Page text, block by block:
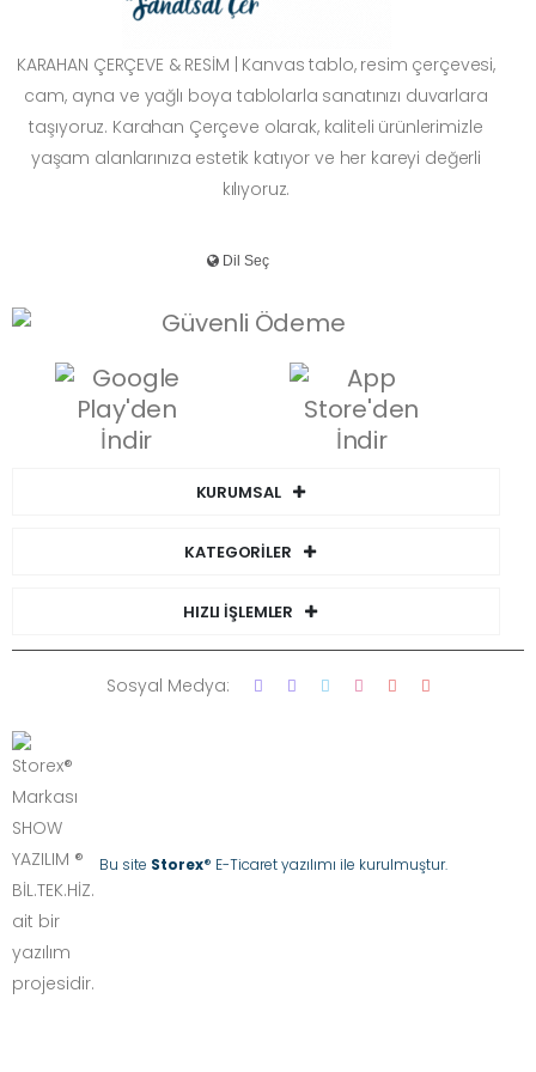
KARAHAN ÇERÇEVE & RESİM | Kanvas tablo, resim çerçevesi,
cam, ayna ve yağlı boya tablolarla sanatınızı duvarlara
taşıyoruz. Karahan Çerçeve olarak, kaliteli ürünlerimizle
yaşam alanlarınıza estetik katıyor ve her kareyi değerli
kılıyoruz.
KURUMSAL
KATEGORİLER
HIZLI İŞLEMLER
Bu site Storex® E-Ticaret yazılımı ile kurulmuştur.
Sosyal Medya: